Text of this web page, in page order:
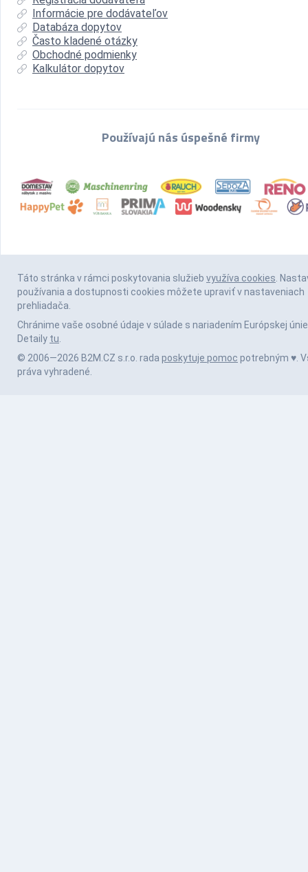
Informácie pre dodávateľov
Databáza dopytov
Často kladené otázky
Obchodné podmienky
Kalkulátor dopytov
Používajú nás úspešné firmy
Táto stránka v rámci poskytovania služieb využíva cookies.
používania a dostupnosti cookies môžete upraviť v nastaveniach
prehliadača.
Chránime vaše osobné údaje v súlade s nariadením Európskej únie
Detaily tu.
© 2006—2026 B2M.CZ s.r.o. rada poskytuje pomoc potrebným ♥️.
práva vyhradené.